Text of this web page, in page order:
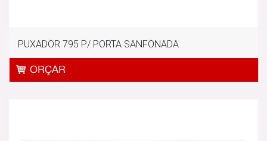
PUXADOR 795 P/ PORTA SANFONADA